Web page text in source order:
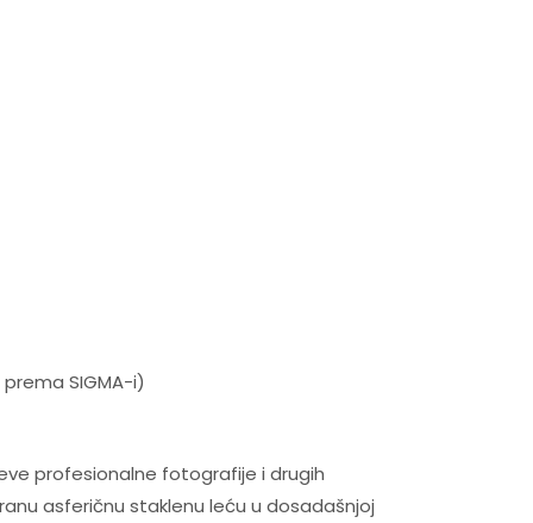
SIGMA-i)
profesionalne fotografije i drugih
asferičnu staklenu leću u dosadašnjoj